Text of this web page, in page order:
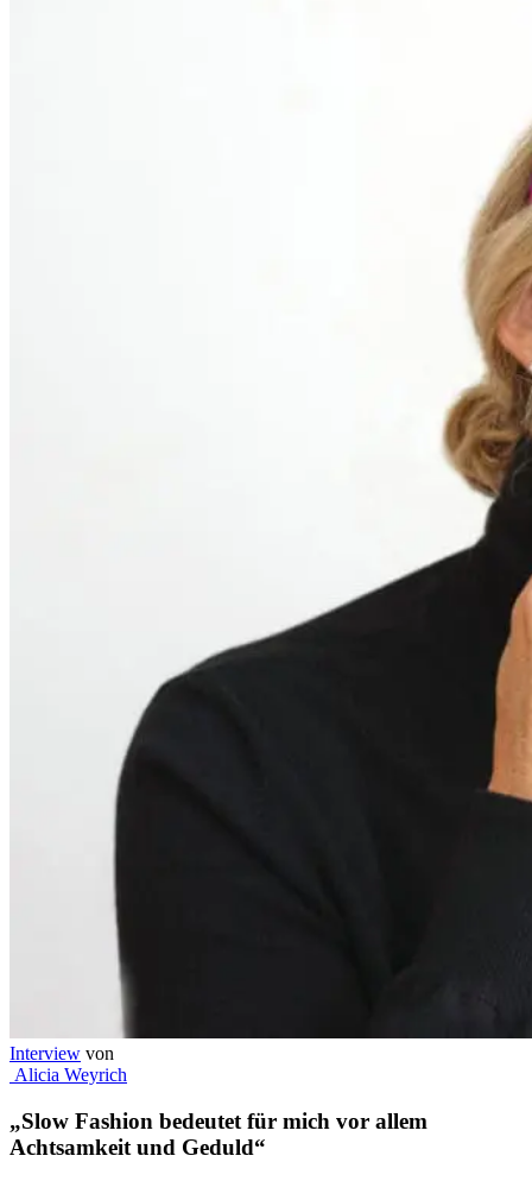
Interview von
Alicia Weyrich
„Slow Fashion bedeutet für mich vor allem
Achtsamkeit und Geduld“